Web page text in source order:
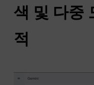
색 및 다중
적